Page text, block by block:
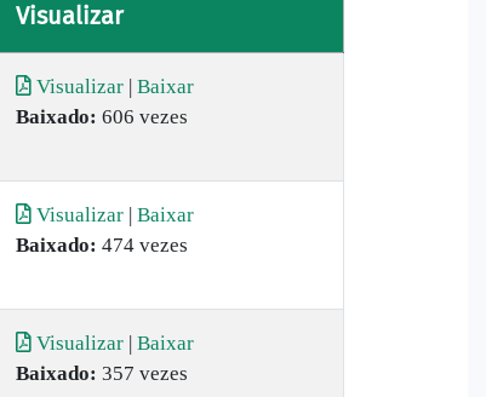
Visualizar
Visualizar | Baixar
Baixado: 606 vezes
Visualizar | Baixar
Baixado: 474 vezes
Visualizar | Baixar
Baixado: 357 vezes